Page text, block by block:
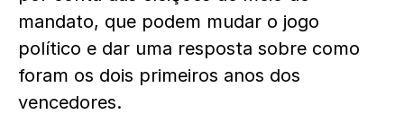
mandato, que podem mudar o jogo
político e dar uma resposta sobre como
foram os dois primeiros anos dos
vencedores.